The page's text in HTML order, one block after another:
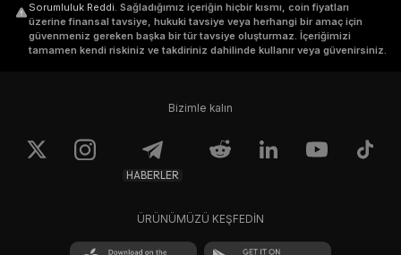
Sorumluluk Reddi. Sağladığımız içeriğin hiçbir kısmı, coin fiyatları
üzerine finansal tavsiye, hukuki tavsiye veya herhangi bir amaç için
güvenmeniz gereken başka bir tür tavsiye oluşturmaz. İçeriğimizi
tamamen kendi riskiniz ve takdiriniz dahilinde kullanır veya güvenirsiniz.
Bizimle kalın
HABERLER
ÜRÜNÜMÜZÜ KEŞFEDİN